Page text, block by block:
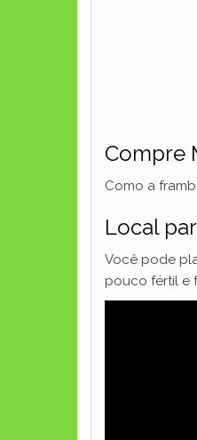
Compre
Como a
Local
Você pode
pouco fértil e